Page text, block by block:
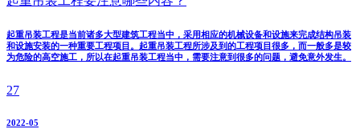
起重吊装工程是当前诸多大型建筑工程当中，采用相应的机械设备和设施来完成结构吊装
和设施安装的一种重要工程项目。起重吊装工程所涉及到的工程项目很多，而一般多是较
为危险的高空施工，所以在起重吊装工程当中，需要注意到很多的问题，避免意外发生。
27
2022-05